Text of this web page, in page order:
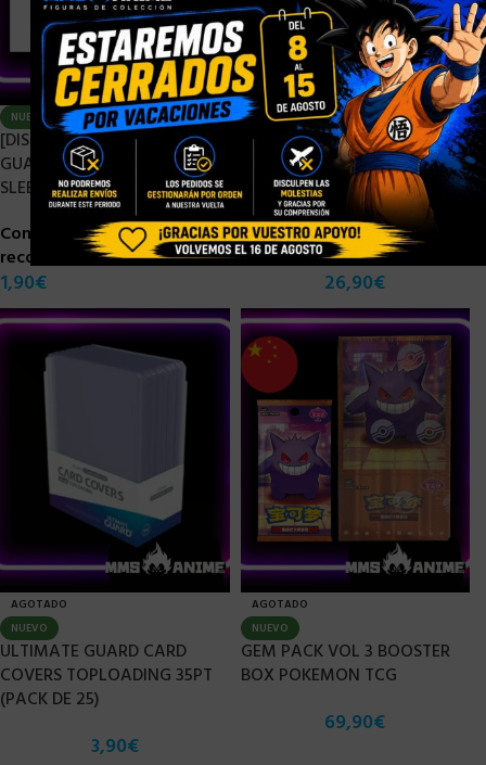
NUEVO
[DISPONIBLE] ULTIMATE
GUARD CLASSIC SOFT
SLEEVES STANDARD (100)
Consigue 0 puntos de
recompensa
1,90€
AGOTADO
NUEVO
[PRE-ORDER MARZO 2026]
GRADED CARD DISPLAY
FRAME EVORETRO POKEMON
TCG
26,90€
AGOTADO
NUEVO
ULTIMATE GUARD CARD
COVERS TOPLOADING 35PT
(PACK DE 25)
3,90€
AGOTADO
NUEVO
GEM PACK VOL 3 BOOSTER
BOX POKEMON TCG
69,90€